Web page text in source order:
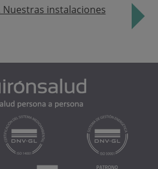
Nuestras instalaciones